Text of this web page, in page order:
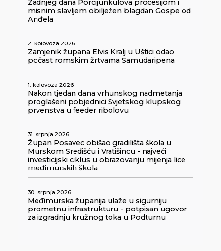
Zadnjeg dana Porcijunkulova procesijom i
misnim slavljem obilježen blagdan Gospe od
Anđela
2. kolovoza 2026.
Zamjenik župana Elvis Kralj u Uštici odao
počast romskim žrtvama Samudaripena
1. kolovoza 2026.
Nakon tjedan dana vrhunskog nadmetanja
proglašeni pobjednici Svjetskog klupskog
prvenstva u feeder ribolovu
31. srpnja 2026.
Župan Posavec obišao gradilišta škola u
Murskom Središću i Vratišincu - najveći
investicijski ciklus u obrazovanju mijenja lice
međimurskih škola
30. srpnja 2026.
Međimurska županija ulaže u sigurniju
prometnu infrastrukturu - potpisan ugovor
za izgradnju kružnog toka u Podturnu